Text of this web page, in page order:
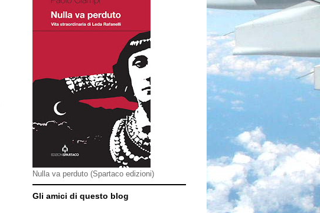
Nulla va perduto (Spartaco edizioni)
Gli amici di questo blog